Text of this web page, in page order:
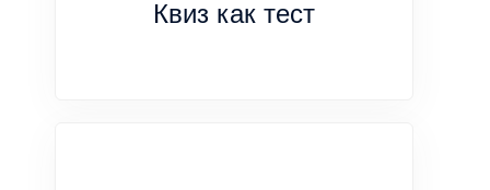
Квиз как тест